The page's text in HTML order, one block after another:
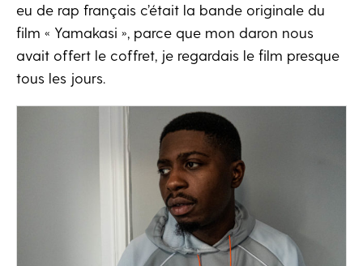
eu de rap français c’était la bande originale du
film « Yamakasi », parce que mon daron nous
avait offert le coffret, je regardais le film presque
tous les jours.